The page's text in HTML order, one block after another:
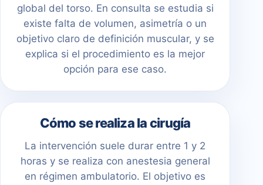
global del torso. En consulta se estudia si
existe falta de volumen, asimetría o un
objetivo claro de definición muscular, y se
explica si el procedimiento es la mejor
opción para ese caso.
Cómo se realiza la cirugía
La intervención suele durar entre 1 y 2
horas y se realiza con anestesia general
en régimen ambulatorio. El objetivo es